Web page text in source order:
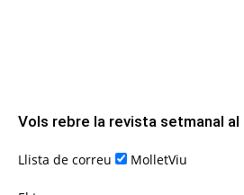
Vols rebre la revista setmanal
Llista de correu MolletViu